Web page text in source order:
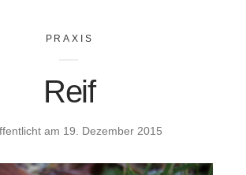
PRAXIS
Reif
am 19. Dezember 2015